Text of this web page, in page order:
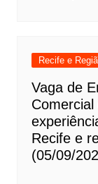
Recife e
Vaga de
Recife e
(05/09/